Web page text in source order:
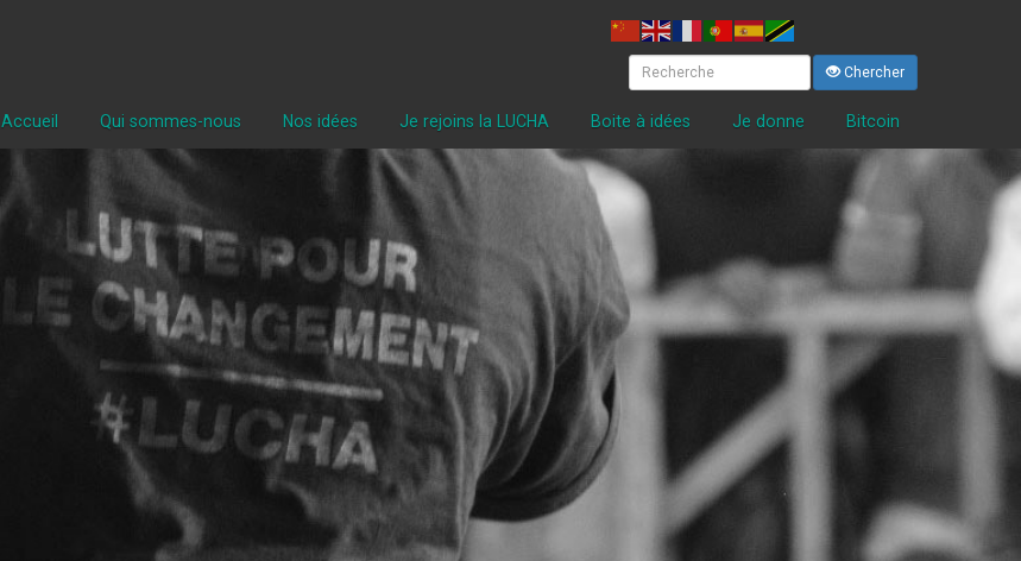
Chercher
Accueil Qui sommes-nous Nos idées Je rejoins la LUCHA Boite à idées Je donne Bitcoin